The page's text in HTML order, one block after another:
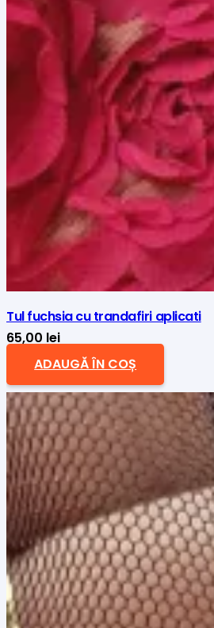
Tul fuchsia cu trandafiri aplicati
65,00 lei
ADAUGĂ ÎN COȘ